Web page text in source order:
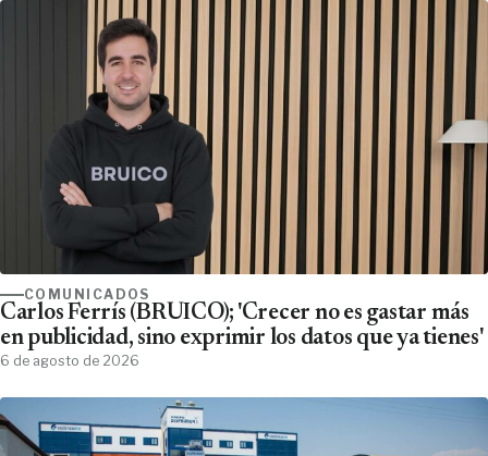
COMUNICADOS
Carlos Ferrís (BRUICO); 'Crecer no es gastar más
en publicidad, sino exprimir los datos que ya tienes'
6 de agosto de 2026